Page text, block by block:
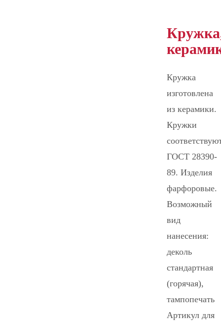
Кружка
изготовлена
из керамики.
Кружки
ГОСТ 28390-
89. Изделия
фарфоровые.
Возможный
вид
нанесения:
деколь
стандартная
(горячая),
тампопечать
Артикул для